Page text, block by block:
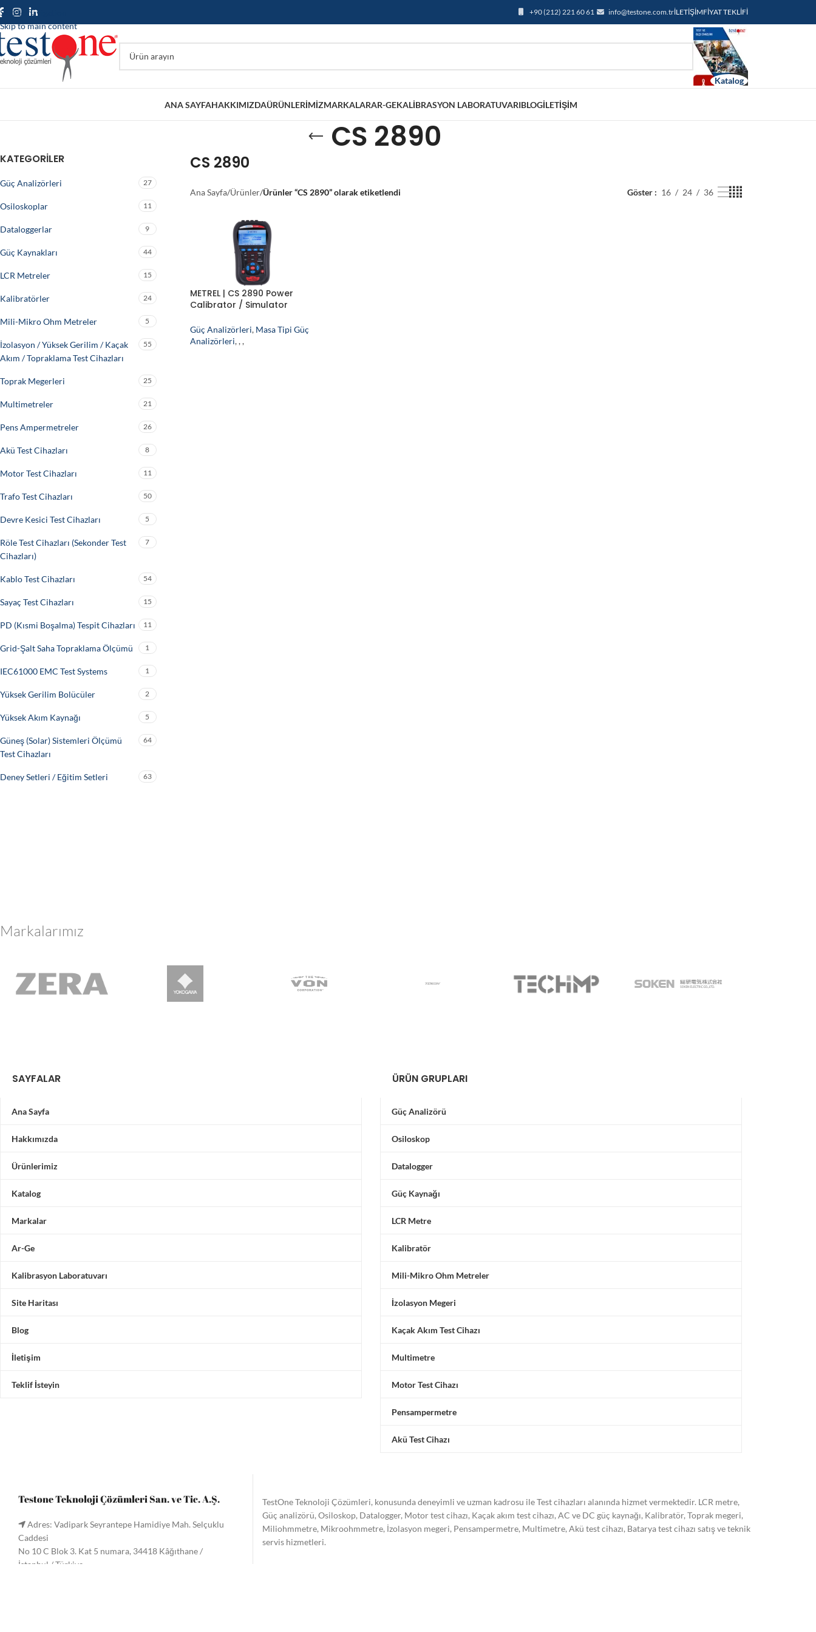
Skip to navigation
Skip to main content
+90 (212) 221 60 61 info@testone.com.trİLETIŞIMFIYAT TEKLIFI
ANA SAYFAHAKKIMIZDAÜRÜNLERIMIZMARKALARAR-GEKALIBRASYON LABORATUVARIBLOGİLETIŞIM
CS 2890
KATEGORILER
Güç Analizörleri 27
Osiloskoplar 11
Dataloggerlar 9
Güç Kaynakları 44
LCR Metreler 15
Kalibratörler 24
Mili-Mikro Ohm Metreler 5
İzolasyon / Yüksek Gerilim / Kaçak
Akım / Topraklama Test Cihazları
55
Toprak Megerleri 25
Multimetreler 21
Pens Ampermetreler 26
Akü Test Cihazları 8
Motor Test Cihazları 11
Trafo Test Cihazları 50
Devre Kesici Test Cihazları 5
Röle Test Cihazları (Sekonder Test
Cihazları)
7
Kablo Test Cihazları 54
Sayaç Test Cihazları 15
PD (Kısmi Boşalma) Tespit Cihazları 11
Grid-Şalt Saha Topraklama Ölçümü 1
IEC61000 EMC Test Systems 1
Yüksek Gerilim Bolücüler 2
Yüksek Akım Kaynağı 5
Güneş (Solar) Sistemleri Ölçümü
Test Cihazları
64
Deney Setleri / Eğitim Setleri 63
CS 2890
Ana Sayfa/Ürünler/Ürünler “CS 2890” olarak etiketlendi Göster 16 24 36
METREL | CS 2890 Power
Calibrator / Simulator
Cihazı
Güç Analizörleri, Masa Tipi Güç
Analizörleri,,,
Markalarımız
SAYFALAR
Ana Sayfa
Hakkımızda
Ürünlerimiz
Katalog
Markalar
Ar-Ge
Kalibrasyon Laboratuvarı
Site Haritası
Blog
İletişim
Teklif İsteyin
ÜRÜN GRUPLARI
Güç Analizörü
Osiloskop
Datalogger
Güç Kaynağı
LCR Metre
Kalibratör
Mili-Mikro Ohm Metreler
İzolasyon Megeri
Kaçak Akım Test Cihazı
Multimetre
Motor Test Cihazı
Pensampermetre
Akü Test Cihazı
Testone Teknoloji Çözümleri San. ve Tic. A.Ş.
Adres: Vadipark Seyrantepe Hamidiye Mah. Selçuklu
Caddesi
No 10 C Blok 3. Kat 5 numara, 34418 Kâğıthane /
İstanbul / Türkiye
TestOne Teknoloji Çözümleri, konusunda deneyimli ve uzman kadrosu ile Test cihazları alanında hizmet vermektedir. LCR metre,
Güç analizörü, Osiloskop, Datalogger, Motor test cihazı, Kaçak akım test cihazı, AC ve DC güç kaynağı, Kalibratör, Toprak megeri,
Miliohmmetre, Mikroohmmetre, İzolasyon megeri, Pensampermetre, Multimetre, Akü test cihazı, Batarya test cihazı satış ve teknik
servis hizmetleri.